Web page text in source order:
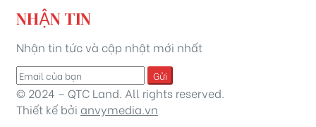
NHẬN TIN
Nhận tin tức và cập nhật mới nhất
Gửi
© 2024 – QTC Land. All rights reserved.
Thiết kế bởi anvymedia.vn